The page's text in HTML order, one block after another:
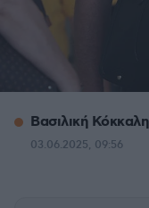
Βασιλική Κόκκαλη
03.06.2025, 09:56